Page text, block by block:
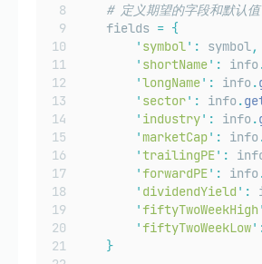
# 定义期望的字段和默认值
    fields
= {
' symbol' : symbol,
' shortName' : info
'longName' : info .
' sector' : info .
' industry' : info .
'marketCap' : info
'trailingPE' :
'forwardPE' : info
' dividendYield ' :
'fiftyTwoWeekHigh'
'fiftyTwoWeekLow'
}